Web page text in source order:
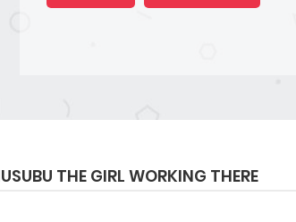
THE GIRL WORKING THERE